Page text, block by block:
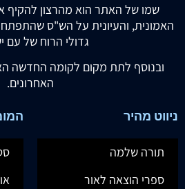
שמו של האתר הוא מהרצון
האמונית, והעיונית על הש"ס
גדולי הרוח של עם
ובנוסף לתת מקום לקומה החדשה
האחרונים.
ניווט מהיר
תורה שלמה
ספרי הוצאה לאור